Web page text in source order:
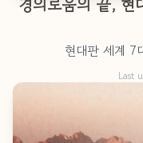
현대판 세계 7
Last